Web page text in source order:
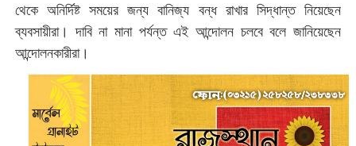
থেকে অনির্দিষ্ট সময়ের জন্য বানিজ্য বন্ধ রাখার সিদ্ধান্ত নিয়েছেন
ব্যবসায়ীরা। দাবি না মানা পর্যন্ত এই আন্দোলন চলবে বলে জানিয়েছেন
আন্দোলনকারীরা।